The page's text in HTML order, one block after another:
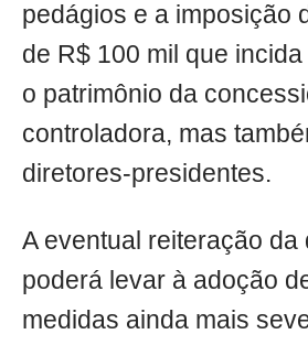
pedágios e a imposição
de R$ 100 mil que
o patrimônio da
controladora, mas
diretores-presidentes.
A eventual reiteração
poderá levar à adoção
medidas ainda mais